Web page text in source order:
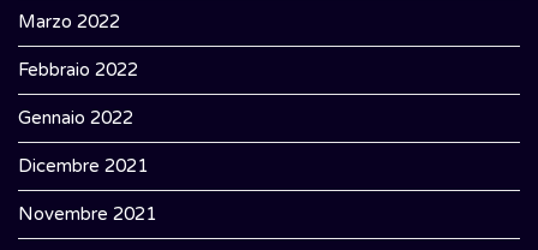
Marzo 2022
Febbraio 2022
Gennaio 2022
Dicembre 2021
Novembre 2021